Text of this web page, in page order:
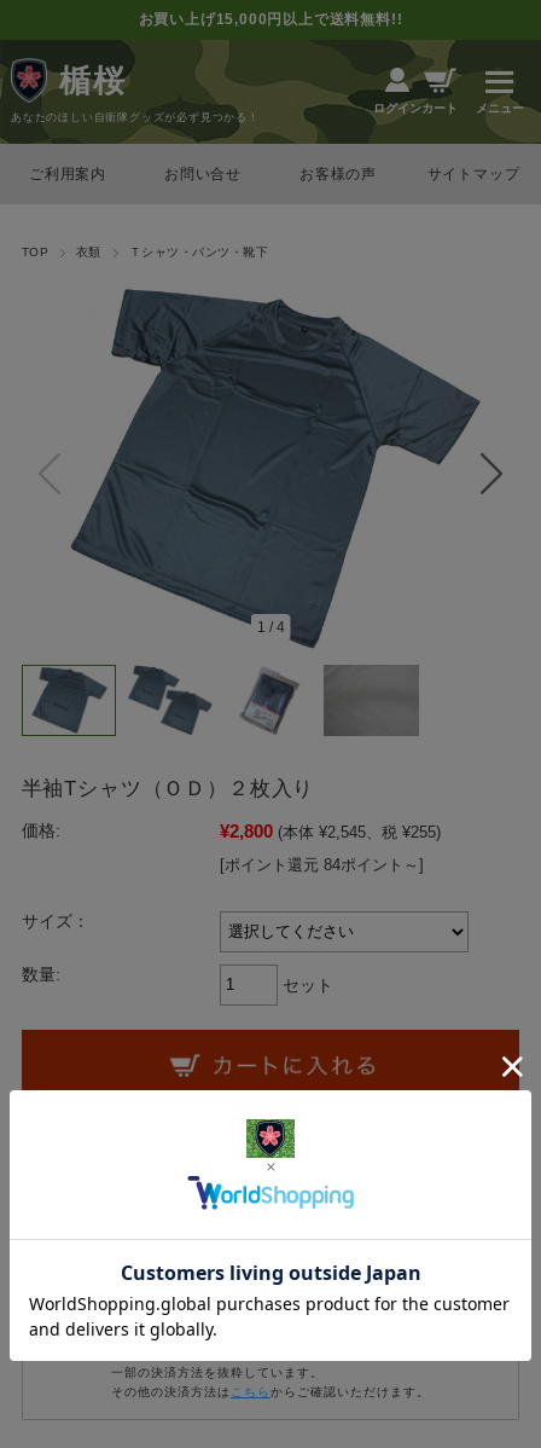
お買い上げ15,000円以上で送料無料!!
楯桜
あなたのほしい自衛隊グッズが必ず見つかる！
ログインカート
ご利用案内 お問い合せ お客様の声 サイトマップ
TOP 衣類 Ｔシャツ・パンツ・靴下
1 / 4
半袖Tシャツ（ＯＤ）２枚入り
価格: ¥2,800 (本体 ¥2,545、税 ¥255)
[ポイント還元 84ポイント～]
サイズ：
数量:
セット
一部の決済方法を抜粋しています。
その他の決済方法は こちら からご確認いただけます。